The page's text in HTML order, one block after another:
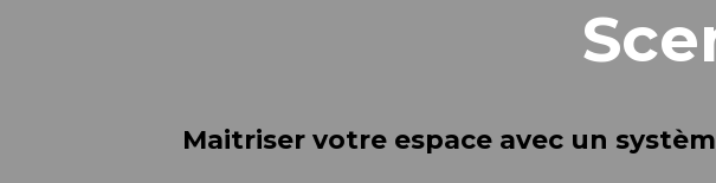
Maitriser votre espace avec un